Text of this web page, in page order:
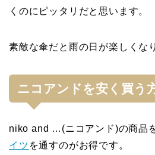
くのにピッタリだと思います。
素敵な傘だと雨の日が楽しくな
ニコアンドを安く買う
niko and …(ニコアンド)の商品
イツ を通すのがお得です。